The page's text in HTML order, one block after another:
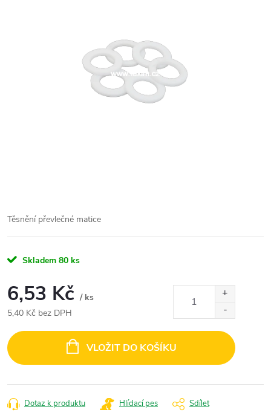
Těsnění převlečné matice
Skladem 80 ks
6,53 Kč / ks
5,40 Kč bez DPH
cena:
VLOŽIT DO KOŠÍKU
Dotaz k produktu Hlídací pes Sdílet